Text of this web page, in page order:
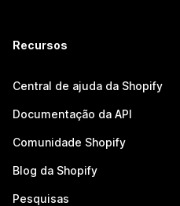
Recursos
Central de ajuda da Shopify
Documentação da API
Comunidade Shopify
Blog da Shopify
Pesquisas